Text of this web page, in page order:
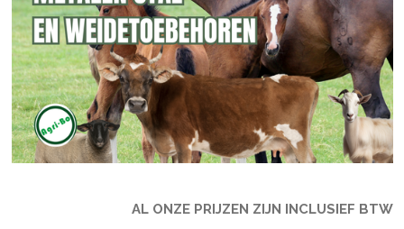
AL ONZE PRIJZEN ZIJN INCLUSIEF BTW